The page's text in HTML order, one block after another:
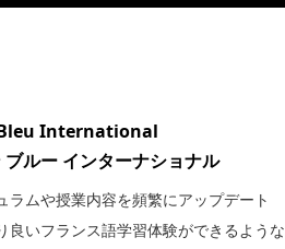
International
ブルー インターナショナル
ラムや授業内容を頻繁にアップデート
良いフランス語学習体験ができるような